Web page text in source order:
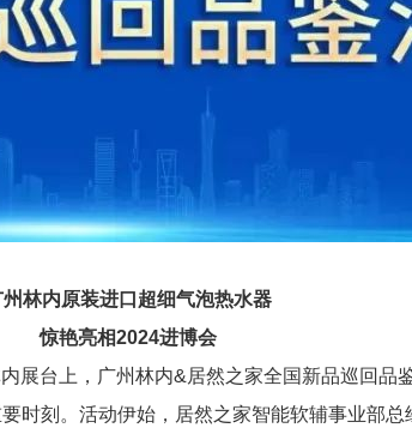
州林内原装进口超细气泡热水器
惊艳亮相2024进博会
台上，广州林内&居然之家全国新品巡回品
时刻。活动伊始，居然之家智能软辅事业部